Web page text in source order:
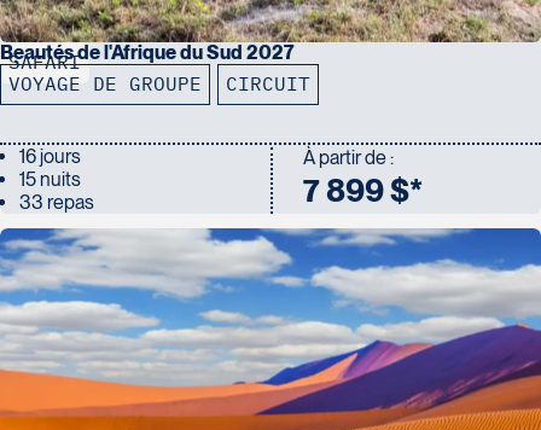
SAFARI
Beautés de l'Afrique du Sud 2027
VOYAGE DE GROUPE CIRCUIT
16 jours
15 nuits
33 repas
À partir de :
7 899 $*